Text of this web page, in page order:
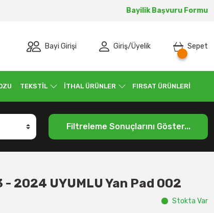
Bayilik Başvuru Formu
Bayi Girişi Giriş/Üyelik Sepet
TEKSTİL İTHAL ÜRÜNLER FIRSAT ÜRÜNLERİ
Filtreleme Sonuçlarını Göster...
- 2024 UYUMLU Yan Pad 002
Stokta Var